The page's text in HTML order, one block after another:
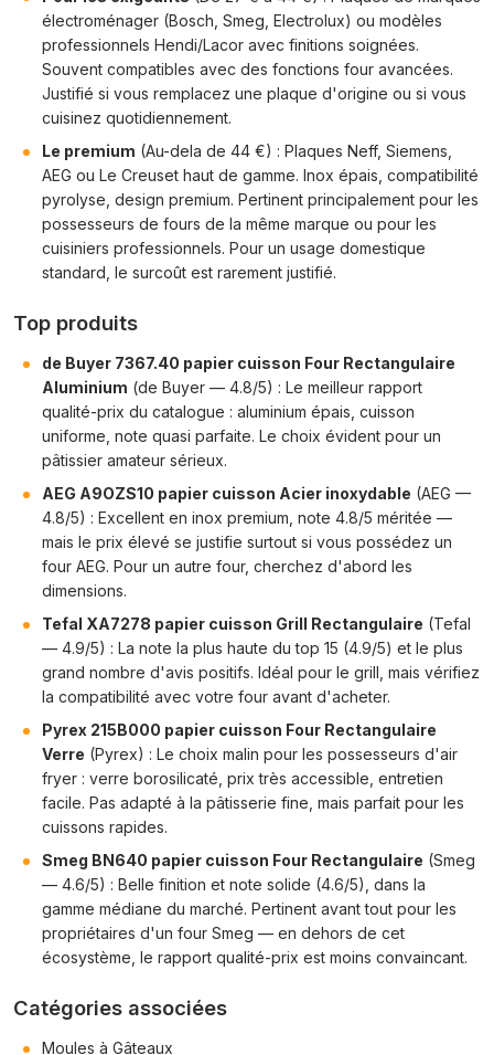
électroménager (Bosch, Smeg, Electrolux) ou modèles
professionnels Hendi/Lacor avec finitions soignées.
Souvent compatibles avec des fonctions four avancées.
Justifié si vous remplacez une plaque d'origine ou si vous
cuisinez quotidiennement.
Le premium (Au-dela de 44 €) : Plaques Neff, Siemens,
AEG ou Le Creuset haut de gamme. Inox épais, compatibilité
pyrolyse, design premium. Pertinent principalement pour les
possesseurs de fours de la même marque ou pour les
cuisiniers professionnels. Pour un usage domestique
standard, le surcoût est rarement justifié.
Top produits
de Buyer 7367.40 papier cuisson Four Rectangulaire
Aluminium (de Buyer — 4.8/5) : Le meilleur rapport
qualité-prix du catalogue : aluminium épais, cuisson
uniforme, note quasi parfaite. Le choix évident pour un
pâtissier amateur sérieux.
AEG A9OZS10 papier cuisson Acier inoxydable (AEG —
4.8/5) : Excellent en inox premium, note 4.8/5 méritée —
mais le prix élevé se justifie surtout si vous possédez un
four AEG. Pour un autre four, cherchez d'abord les
dimensions.
Tefal XA7278 papier cuisson Grill Rectangulaire (Tefal
— 4.9/5) : La note la plus haute du top 15 (4.9/5) et le plus
grand nombre d'avis positifs. Idéal pour le grill, mais vérifiez
la compatibilité avec votre four avant d'acheter.
Pyrex 215B000 papier cuisson Four Rectangulaire
Verre (Pyrex) : Le choix malin pour les possesseurs d'air
fryer : verre borosilicaté, prix très accessible, entretien
facile. Pas adapté à la pâtisserie fine, mais parfait pour les
cuissons rapides.
Smeg BN640 papier cuisson Four Rectangulaire (Smeg
— 4.6/5) : Belle finition et note solide (4.6/5), dans la
gamme médiane du marché. Pertinent avant tout pour les
propriétaires d'un four Smeg — en dehors de cet
écosystème, le rapport qualité-prix est moins convaincant.
Catégories associées
Moules à Gâteaux